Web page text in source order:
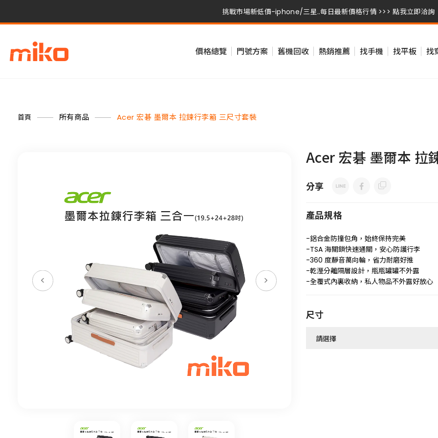
挑戰市場新低價-iphone/三星..每日最新價格行情 >>> 點我立即洽詢
挑戰市場新低價-iphone/三星..每日最新價格行情 >>> 點我立即洽詢
價格總覽 門號方案 舊機回收 熱銷推薦 找手機 找平板 找
首頁 所有商品 Acer 宏碁 墨爾本 拉鍊行李箱 三尺寸套裝
Acer 宏碁 墨爾本 拉
分享
產品規格
-鋁合金防撞包角，始終保持完美
-TSA 海關鎖快速通關，安心防護行李
-360 度靜音萬向輪，省力耐磨好推
-乾溼分離隔層設計，瓶瓶罐罐不外露
-全覆式內裏收納，私人物品不外露好放心
尺寸